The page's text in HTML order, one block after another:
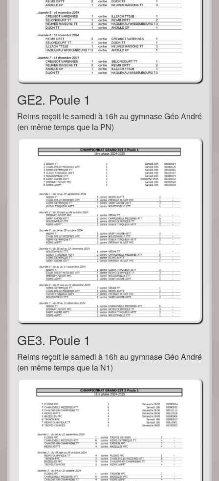
GE2. Poule 1
Reims reçoit le samedi à 16h au gymnase Géo André
(en même temps que la PN)
GE3. Poule 1
Reims reçoit le samedi à 16h au gymnase Géo André
(en même temps que la N1)